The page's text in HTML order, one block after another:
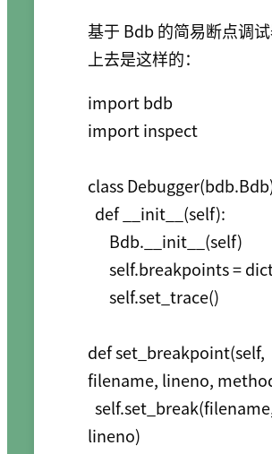
基于 Bdb 的简易断点调
上去是这样的：
import bdb
import inspect
class
def set_breakpoint(self,
filename, lineno,
lineno)